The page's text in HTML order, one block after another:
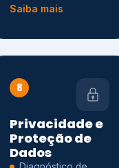
Saiba mais
8
Privacidade e
Proteção de
Dados